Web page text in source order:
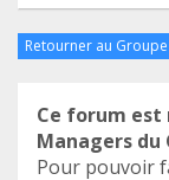
Retourner au Groupe
Ce forum est
Managers du
Pour pouvoir